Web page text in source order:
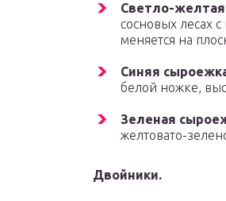
Светло-
сосновых лесах
меняется на
Синяя
белой ножке,
Зеленая
желтовато-
Двойники.